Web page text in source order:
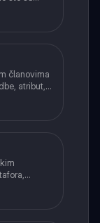
kao i
članovima
atribut,
i